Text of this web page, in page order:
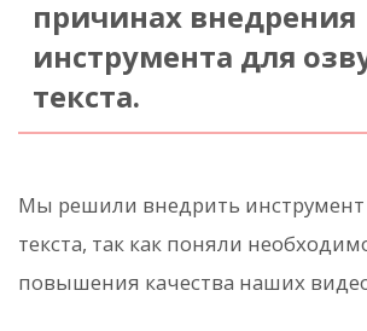
причинах внедрения
инструмента для
текста.
Мы решили внедрить инструмент
текста, так как поняли
повышения качества наших